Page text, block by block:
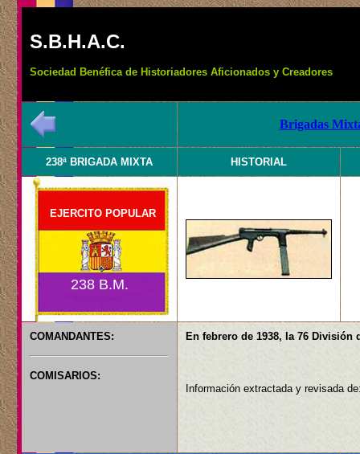
S.B.H.A.C.
Sociedad Benéfica de Historiadores Aficionados y Creadores
Brigadas
238ª BRIGADA MIXTA HISTORIAL
EJERCITO POPULAR
238 B.M.
COMANDANTES:
COMISARIOS:
En febrero de 1938, la 76
Información extractada y revisada